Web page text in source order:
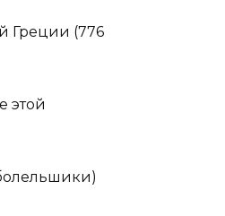
Греции (776
этой